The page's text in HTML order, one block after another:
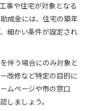
事や住宅が対象となる
成金には、住宅の築年
細かい条件が設定され
伴う場合にのみ対象と
改修など特定の目的に
ムページや市の窓口
しましょう。